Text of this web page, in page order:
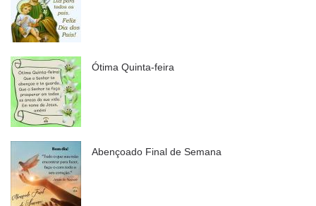
Ótima Quinta-feira
Abençoado Final de Semana